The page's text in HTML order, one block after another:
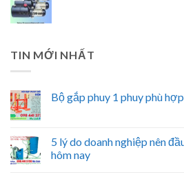
TIN MỚI NHẤT
Bộ gắp phuy 1 phuy phù
5 lý do doanh nghiệp nên
hôm nay